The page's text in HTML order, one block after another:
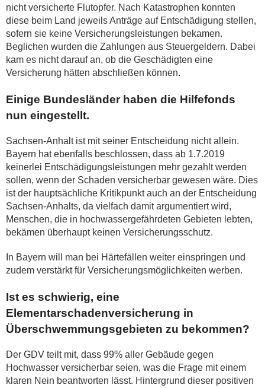
nicht versicherte Flutopfer. Nach Katastrophen konnten
diese beim Land jeweils Anträge auf Entschädigung stellen,
sofern sie keine Versicherungsleistungen bekamen.
Beglichen wurden die Zahlungen aus Steuergeldern. Dabei
kam es nicht darauf an, ob die Geschädigten eine
Versicherung hätten abschließen können.
Einige Bundesländer haben die Hilfefonds
nun eingestellt.
Sachsen-Anhalt ist mit seiner Entscheidung nicht allein.
Bayern hat ebenfalls beschlossen, dass ab 1.7.2019
keinerlei Entschädigungsleistungen mehr gezahlt werden
sollen, wenn der Schaden versicherbar gewesen wäre. Dies
ist der hauptsächliche Kritikpunkt auch an der Entscheidung
Sachsen-Anhalts, da vielfach damit argumentiert wird,
Menschen, die in hochwassergefährdeten Gebieten lebten,
bekämen überhaupt keinen Versicherungsschutz.
In Bayern will man bei Härtefällen weiter einspringen und
zudem verstärkt für Versicherungsmöglichkeiten werben.
Ist es schwierig, eine
Elementarschadenversicherung in
Überschwemmungsgebieten zu bekommen?
Der GDV teilt mit, dass 99% aller Gebäude gegen
Hochwasser versicherbar seien, was die Frage mit einem
klaren Nein beantworten lässt. Hintergrund dieser positiven